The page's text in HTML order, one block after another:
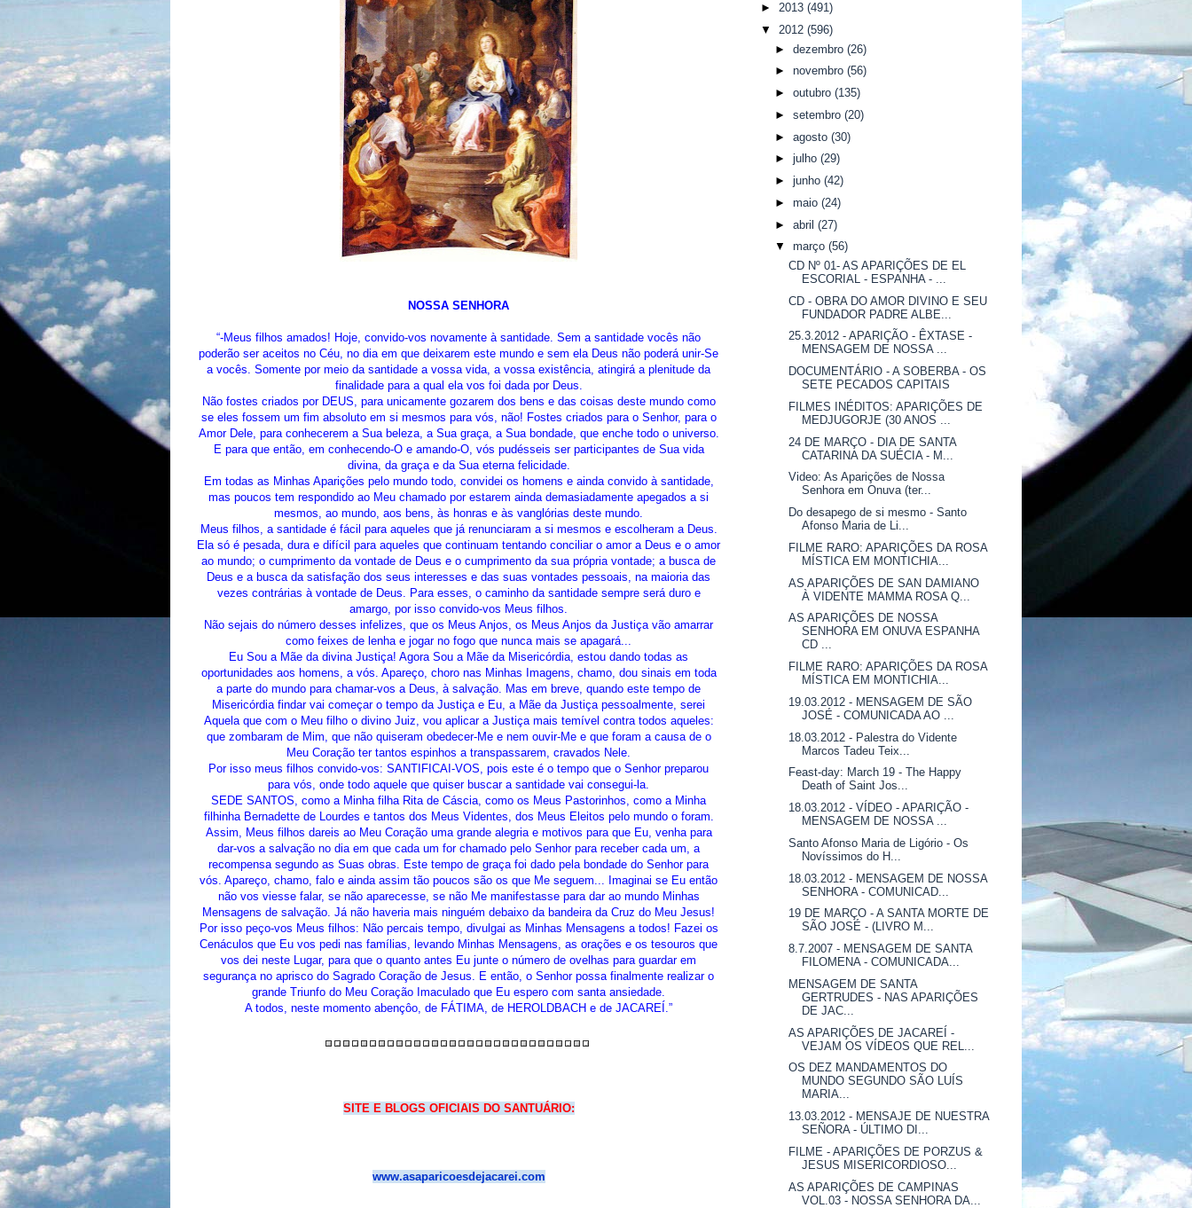
NOSSA SENHORA
“-Meus filhos amados! Hoje, convido-vos novamente à santidade. Sem a santidade vocês não
poderão ser aceitos no Céu, no dia em que deixarem este mundo e sem ela Deus não poderá unir-Se
a vocês. Somente por meio da santidade a vossa vida, a vossa existência, atingirá a plenitude da
finalidade para a qual ela vos foi dada por Deus.
Não fostes criados por DEUS, para unicamente gozarem dos bens e das coisas deste mundo como
se eles fossem um fim absoluto em si mesmos para vós, não! Fostes criados para o Senhor, para o
Amor Dele, para conhecerem a Sua beleza, a Sua graça, a Sua bondade, que enche todo o universo.
E para que então, em conhecendo-O e amando-O, vós pudésseis ser participantes de Sua vida
divina, da graça e da Sua eterna felicidade.
Em todas as Minhas Aparições pelo mundo todo, convidei os homens e ainda convido à santidade,
mas poucos tem respondido ao Meu chamado por estarem ainda demasiadamente apegados a si
mesmos, ao mundo, aos bens, às honras e às vanglórias deste mundo.
Meus filhos, a santidade é fácil para aqueles que já renunciaram a si mesmos e escolheram a Deus.
Ela só é pesada, dura e difícil para aqueles que continuam tentando conciliar o amor a Deus e o amor
ao mundo; o cumprimento da vontade de Deus e o cumprimento da sua própria vontade; a busca de
Deus e a busca da satisfação dos seus interesses e das suas vontades pessoais, na maioria das
vezes contrárias à vontade de Deus. Para esses, o caminho da santidade sempre será duro e
amargo, por isso convido-vos Meus filhos.
Não sejais do número desses infelizes, que os Meus Anjos, os Meus Anjos da Justiça vão amarrar
como feixes de lenha e jogar no fogo que nunca mais se apagará...
Eu Sou a Mãe da divina Justiça! Agora Sou a Mãe da Misericórdia, estou dando todas as
oportunidades aos homens, a vós. Apareço, choro nas Minhas Imagens, chamo, dou sinais em toda
a parte do mundo para chamar-vos a Deus, à salvação. Mas em breve, quando este tempo de
Misericórdia findar vai começar o tempo da Justiça e Eu, a Mãe da Justiça pessoalmente, serei
Aquela que com o Meu filho o divino Juiz, vou aplicar a Justiça mais temível contra todos aqueles:
que zombaram de Mim, que não quiseram obedecer-Me e nem ouvir-Me e que foram a causa de o
Meu Coração ter tantos espinhos a transpassarem, cravados Nele.
Por isso meus filhos convido-vos: SANTIFICAI-VOS, pois este é o tempo que o Senhor preparou
para vós, onde todo aquele que quiser buscar a santidade vai consegui-la.
SEDE SANTOS, como a Minha filha Rita de Cáscia, como os Meus Pastorinhos, como a Minha
filhinha Bernadette de Lourdes e tantos dos Meus Videntes, dos Meus Eleitos pelo mundo o foram.
Assim, Meus filhos dareis ao Meu Coração uma grande alegria e motivos para que Eu, venha para
dar-vos a salvação no dia em que cada um for chamado pelo Senhor para receber cada um, a
recompensa segundo as Suas obras. Este tempo de graça foi dado pela bondade do Senhor para
vós. Apareço, chamo, falo e ainda assim tão poucos são os que Me seguem... Imaginai se Eu então
não vos viesse falar, se não aparecesse, se não Me manifestasse para dar ao mundo Minhas
Mensagens de salvação. Já não haveria mais ninguém debaixo da bandeira da Cruz do Meu Jesus!
Por isso peço-vos Meus filhos: Não percais tempo, divulgai as Minhas Mensagens a todos! Fazei os
Cenáculos que Eu vos pedi nas famílias, levando Minhas Mensagens, as orações e os tesouros que
vos dei neste Lugar, para que o quanto antes Eu junte o número de ovelhas para guardar em
segurança no aprisco do Sagrado Coração de Jesus. E então, o Senhor possa finalmente realizar o
grande Triunfo do Meu Coração Imaculado que Eu espero com santa ansiedade.
A todos, neste momento abençôo, de FÁTIMA, de HEROLDBACH e de JACAREÍ.”
SITE E BLOGS OFICIAIS DO SANTUÁRIO:
www.asaparicoesdejacarei.com
► 2013 (491)
▼ 2012 (596)
► dezembro (26)
► novembro (56)
► outubro (135)
► setembro (20)
► agosto (30)
► julho (29)
► junho (42)
► maio (24)
► abril (27)
▼ março (56)
CD Nº 01- AS APARIÇÕES DE EL
ESCORIAL - ESPANHA - ...
CD - OBRA DO AMOR DIVINO E SEU
FUNDADOR PADRE ALBE...
25.3.2012 - APARIÇÃO - ÊXTASE -
MENSAGEM DE NOSSA ...
DOCUMENTÁRIO - A SOBERBA - OS
SETE PECADOS CAPITAIS
FILMES INÉDITOS: APARIÇÕES DE
MEDJUGORJE (30 ANOS ...
24 DE MARÇO - DIA DE SANTA
CATARINA DA SUÉCIA - M...
Video: As Aparições de Nossa
Senhora em Onuva (ter...
Do desapego de si mesmo - Santo
Afonso Maria de Li...
FILME RARO: APARIÇÕES DA ROSA
MÍSTICA EM MONTICHIA...
AS APARIÇÕES DE SAN DAMIANO
À VIDENTE MAMMA ROSA Q...
AS APARIÇÕES DE NOSSA
SENHORA EM ONUVA ESPANHA
CD ...
FILME RARO: APARIÇÕES DA ROSA
MÍSTICA EM MONTICHIA...
19.03.2012 - MENSAGEM DE SÃO
JOSÉ - COMUNICADA AO ...
18.03.2012 - Palestra do Vidente
Marcos Tadeu Teix...
Feast-day: March 19 - The Happy
Death of Saint Jos...
18.03.2012 - VÍDEO - APARIÇÃO -
MENSAGEM DE NOSSA ...
Santo Afonso Maria de Ligório - Os
Novíssimos do H...
18.03.2012 - MENSAGEM DE NOSSA
SENHORA - COMUNICAD...
19 DE MARÇO - A SANTA MORTE DE
SÃO JOSÉ - (LIVRO M...
8.7.2007 - MENSAGEM DE SANTA
FILOMENA - COMUNICADA...
MENSAGEM DE SANTA
GERTRUDES - NAS APARIÇÕES
DE JAC...
AS APARIÇÕES DE JACAREÍ -
VEJAM OS VÍDEOS QUE REL...
OS DEZ MANDAMENTOS DO
MUNDO SEGUNDO SÃO LUÍS
MARIA...
13.03.2012 - MENSAJE DE NUESTRA
SEÑORA - ÚLTIMO DI...
FILME - APARIÇÕES DE PORZUS &
JESUS MISERICORDIOSO...
AS APARIÇÕES DE CAMPINAS
VOL.03 - NOSSA SENHORA DA...